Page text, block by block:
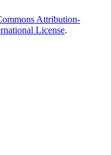
Attribution-
License.